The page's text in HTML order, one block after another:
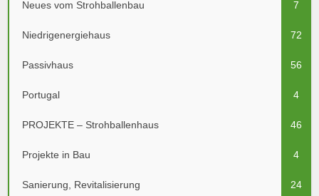
Neues vom Strohballenbau 7
Niedrigenergiehaus 72
Passivhaus 56
Portugal 4
PROJEKTE – Strohballenhaus 46
Projekte in Bau 4
Sanierung, Revitalisierung 24